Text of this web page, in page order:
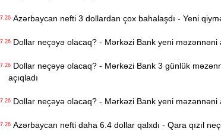
Azərbaycan nefti 3 dollardan çox bahalaşdı - Yeni
Dollar neçəyə olacaq? - Mərkəzi Bank yeni məzənnəni
Dollar neçəyə olacaq? - Mərkəzi Bank 3 günlük
açıqladı
Dollar neçəyə olacaq? - Mərkəzi Bank yeni məzənnəni
Azərbaycan nefti daha 6.4 dollar qalxdı - Qara qızıl